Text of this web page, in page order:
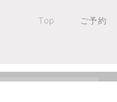
Top ご予約
うブログ ふくろう日記